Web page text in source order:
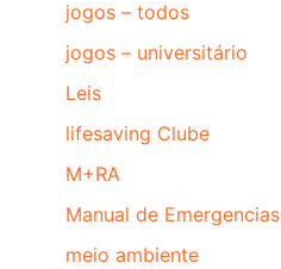
jogos – todos
jogos – universitário
Leis
lifesaving Clube
M+RA
Manual de Emergencias
meio ambiente